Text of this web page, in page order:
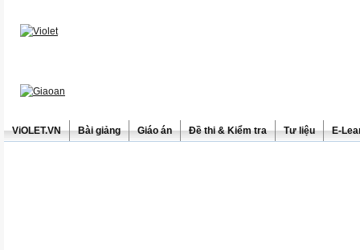
ViOLET.VN Bài giảng Giáo án Đề thi & Kiểm tra Tư liệu E-